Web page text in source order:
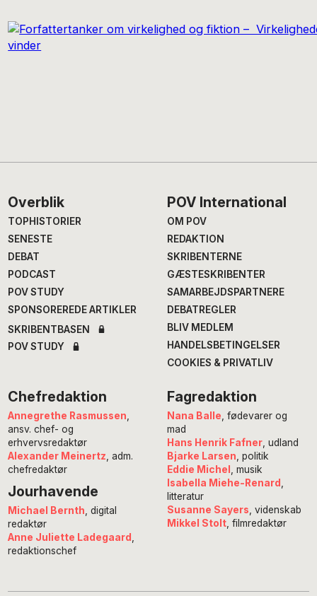
Footer
Overblik
TOPHISTORIER
SENESTE
DEBAT
PODCAST
POV STUDY
SPONSOREREDE ARTIKLER
SKRIBENTBASEN
POV STUDY
POV International
OM POV
REDAKTION
SKRIBENTERNE
GÆSTESKRIBENTER
SAMARBEJDSPARTNERE
DEBATREGLER
BLIV MEDLEM
HANDELSBETINGELSER
COOKIES & PRIVATLIV
Chefredaktion
Annegrethe Rasmussen
ansv. chef- og
erhvervsredaktør
Alexander Meinertz , adm.
chefredaktør
Jourhavende
Michael Bernth , digital
redaktør
Anne Juliette Ladegaard
redaktionschef
Fagredaktion
Nana Balle , fødevarer og
mad
Hans Henrik Fafner, udland
Bjarke Larsen , politik
Eddie Michel
, musik
Isabella Miehe-Renard
litteratur
Susanne Sayers , videnskab
Mikkel Stolt, filmredaktør